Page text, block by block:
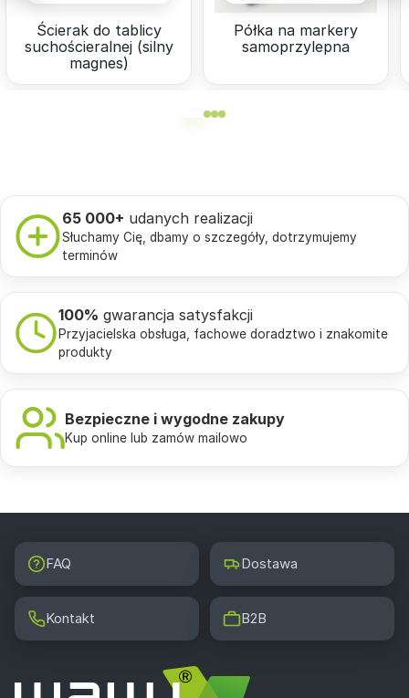
Ścierak do tablicy
suchościeralnej (silny
magnes)
Półka na markery
samoprzylepna
65 000+ udanych realizacji
Słuchamy Cię, dbamy o szczegóły, dotrzymujemy
terminów
100% gwarancja satysfakcji
Przyjacielska obsługa, fachowe doradztwo i znakomite
produkty
Bezpieczne i wygodne zakupy
Kup online lub zamów mailowo
FAQ Dostawa
Kontakt B2B